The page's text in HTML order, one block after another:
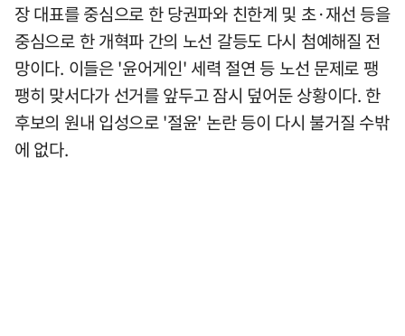
장 대표를 중심으로 한 당권파와 친한계 및 초·재선 등을
중심으로 한 개혁파 간의 노선 갈등도 다시 첨예해질 전
망이다. 이들은 '윤어게인' 세력 절연 등 노선 문제로 팽
팽히 맞서다가 선거를 앞두고 잠시 덮어둔 상황이다. 한
후보의 원내 입성으로 '절윤' 논란 등이 다시 불거질 수밖
에 없다.